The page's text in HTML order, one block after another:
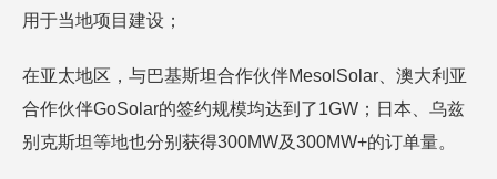
用于当地项目建设；
在亚太地区，与巴基斯坦合作伙伴MesolSolar、澳大利亚
合作伙伴GoSolar的签约规模均达到了1GW；日本、乌兹
别克斯坦等地也分别获得300MW及300MW+的订单量。